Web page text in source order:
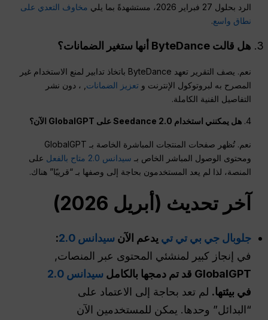
الرد بحلول 27 فبراير 2026، مستشهدةً بما يلي
مخاوف التعدي على
نطاق واسع.
هل قالت ByteDance أنها ستغير الضمانات؟
نعم. يصف التقرير تعهد ByteDance باتخاذ تدابير لمنع الاستخدام غير
المصرح به لبروتوكول الإنترنت وتعزيز الضمانات , ، دون نشر
التفاصيل الفنية الكاملة.
4. هل يمكنني استخدام Seedance 2.0 على GlobalGPT الآن؟
نعم. تُظهر صفحات المنتجات المباشرة الخاصة بـ GlobalGPT
ومحتوى الوصول المباشر الخاص بـ سيدانس 2.0 متاح بالفعل
على
المنصة، لذا لم يعد المستخدمون بحاجة إلى وصفها بـ “قريبًا” هناك.
آخر تحديث (أبريل 2026)
جلوبال جي بي تي تي يدعم الآنسيدانس 2.0
:
في إنجاز كبير لمنشئي المحتوى عبر المنصات,
GlobalGPT قد تم دمجها بالكامل
سيدانس 2.0
في بيئتها. لم تعد بحاجة إلى الاعتماد على
“البدائل” وحدها. يمكن للمستخدمين الآن